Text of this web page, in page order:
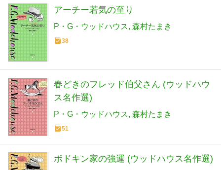
アーチー若気の至り
P・G・ウッドハウス 森村たまき
38
春どきのフレッド伯父さん (ウッドハウ
ス名作選)
P・G・ウッドハウス 森村たまき
51
ボドキン家の強運 (ウッドハウス名作選)